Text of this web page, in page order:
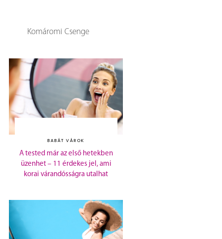
Komáromi Csenge
BABÁT VÁROK
A tested már az első hetekben
üzenhet – 11 érdekes jel, ami
korai várandósságra utalhat